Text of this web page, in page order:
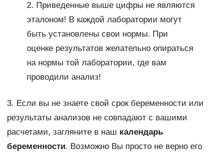
2. Приведенные выше цифры не являются
эталоном! В каждой лаборатории могут
быть установлены свои нормы. При
оценке результатов желательно опираться
на нормы той лаборатории, где вам
проводили анализ!
3. Если вы не знаете свой срок беременности или
результаты анализов не совпадают с вашими
расчетами, загляните в наш календарь
беременности. Возможно Вы просто не верно его